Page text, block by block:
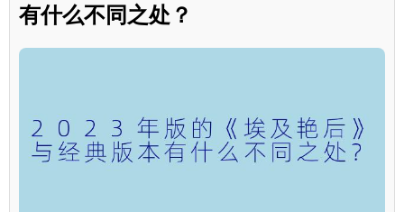
有什么不同之处？